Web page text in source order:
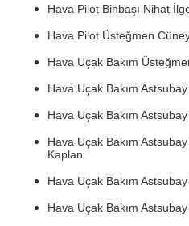
Hava Pilot Binbaşı Nihat
Hava Pilot Üsteğmen
Hava Uçak Bakım
Hava Uçak Bakım
Hava Uçak Bakım
Hava Uçak Bakım
Kaplan
Hava Uçak Bakım
Hava Uçak Bakım